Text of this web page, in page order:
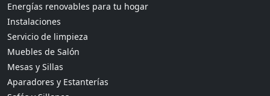
Energías renovables para tu hogar
Instalaciones
Servicio de limpieza
Muebles de Salón
Mesas y Sillas
Aparadores y Estanterías